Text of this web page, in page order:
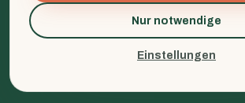
Finberatung. Alle Rechte
Nur notwendige
Einstellungen